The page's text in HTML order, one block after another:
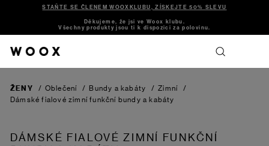
STAŇTE SE ČLENEM WOOXKLUBU, ZÍSKEJTE 50% SLEVU
Děkujeme, že jsi ve Woox klubu.
Všechny produkty jsou ti k dispozici za polovinu.
ŽENY / Oblečení / Bundy a kabáty / Zimní
/
Dámské fialové zimní funkční bundy a kabáty
DÁMSKÉ FIALOVÉ ZIMNÍ FUNKČNÍ